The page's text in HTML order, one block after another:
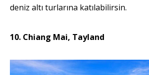
deniz altı turlarına katılabilirsin.
10. Chiang Mai, Tayland